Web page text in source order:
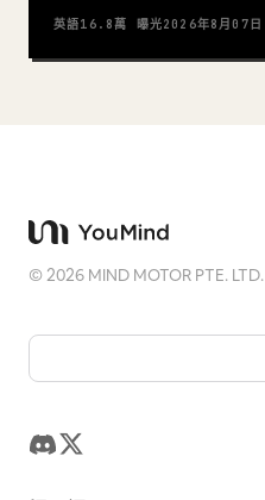
英語16.8萬 曝光2026年8月07日
©2026 MIND MOTOR PTE. LTD.